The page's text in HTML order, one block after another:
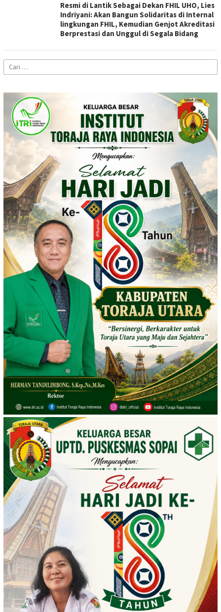
Resmi di Lantik Sebagai Dekan FHIL UHO, Lies
Indriyani: Akan Bangun Solidaritas di Internal
lingkungan FHIL, Kemudian Genjot Akreditasi
Berprestasi dan Unggul di Segala Bidang
Cari
untuk: